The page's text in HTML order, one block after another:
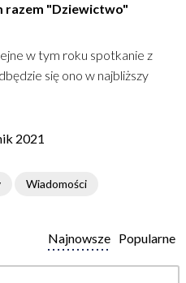
razem "Dziewictwo"
w tym roku spotkanie z
się ono w najbliższy
2021
Wiadomości
Popularne
Najnowsze